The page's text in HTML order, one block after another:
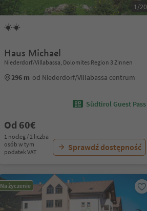
1/20
Haus Michael
Niederdorf/Villabassa, Dolomites Region 3 Zinnen
296 m od Niederdorf/Villabassa centrum
Südtirol Guest Pass
Od 60€
1 nocleg / 2 liczba
osób w tym
podatek VAT
Sprawdź dostępność
Na życzenie